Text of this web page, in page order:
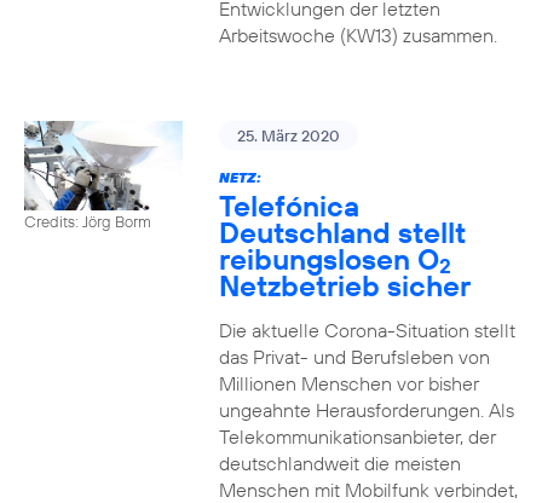
Entwicklungen der letzten
Arbeitswoche (KW13) zusammen.
Credits: Jörg Borm
25. März 2020
NETZ:
Telefónica
Deutschland stellt
reibungslosen O2
Netzbetrieb sicher
Die aktuelle Corona-Situation stellt
das Privat- und Berufsleben von
Millionen Menschen vor bisher
ungeahnte Herausforderungen. Als
Telekommunikationsanbieter, der
deutschlandweit die meisten
Menschen mit Mobilfunk verbindet,